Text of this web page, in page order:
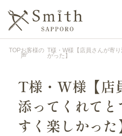
TOPお客様の
声
T様・W様【店員さんが寄
かった】
T様・W様【店
添ってくれて
すく楽しかった